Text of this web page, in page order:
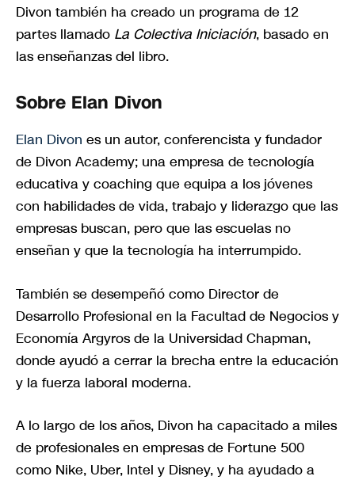
Divon también ha creado un programa de 12
partes llamado La Colectiva Iniciación, basado en
las enseñanzas del libro.
Sobre Elan Divon
Elan Divon es un autor, conferencista y fundador
de Divon Academy; una empresa de tecnología
educativa y coaching que equipa a los jóvenes
con habilidades de vida, trabajo y liderazgo que las
empresas buscan, pero que las escuelas no
enseñan y que la tecnología ha interrumpido.
También se desempeñó como Director de
Desarrollo Profesional en la Facultad de Negocios y
Economía Argyros de la Universidad Chapman,
donde ayudó a cerrar la brecha entre la educación
y la fuerza laboral moderna.
A lo largo de los años, Divon ha capacitado a miles
de profesionales en empresas de Fortune 500
como Nike, Uber, Intel y Disney, y ha ayudado a